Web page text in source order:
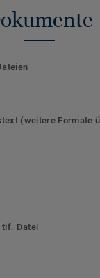
(weitere Formate
tif. Datei